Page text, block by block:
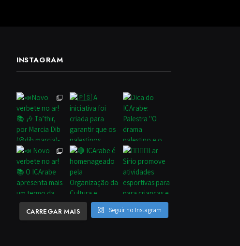
INSTAGRAM
CARREGAR MAIS Seguir no Instagram